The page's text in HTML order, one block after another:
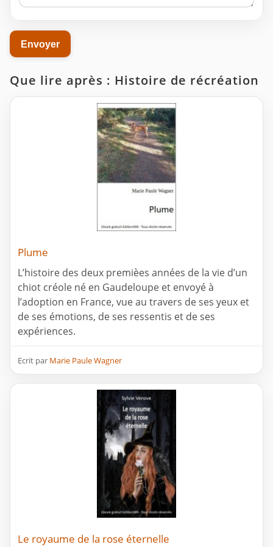
Que lire après : Histoire de récréation
Plume
L’histoire des deux premièes années de la vie d’un
chiot créole né en Gaudeloupe et envoyé à
l’adoption en France, vue au travers de ses yeux et
de ses émotions, de ses ressentis et de ses
expériences.
Ecrit par Marie Paule Wagner
Le royaume de la rose éternelle